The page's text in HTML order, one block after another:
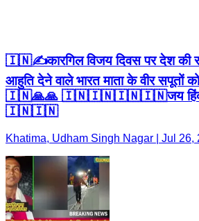
🇮🇳✍️कारगिल विजय दिवस पर देश की
आहुति देने वाले भारत माता के वीर सपूतों को
🇮🇳🙏🙏 🇮🇳🇮🇳🇮🇳🇮🇳जय
🇮🇳🇮🇳
Khatima, Udham Singh Nagar | Jul 26,